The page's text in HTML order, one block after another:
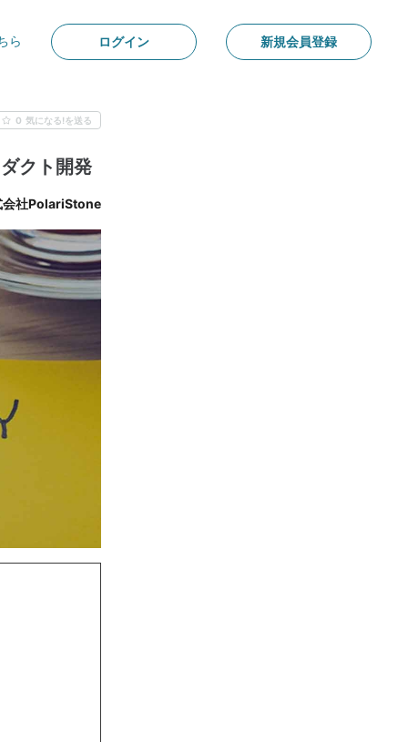
ら ログイン 新規会員登録
0 気になる!を送る
クト開発
会社PolariStone